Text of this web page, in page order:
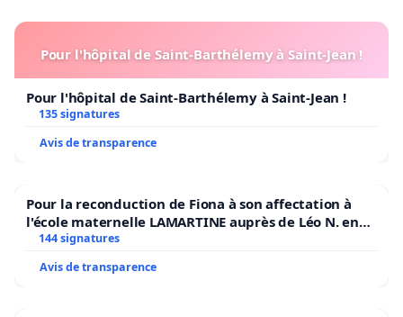
Pour l'hôpital de Saint-Barthélemy à Saint-Jean !
Pour l'hôpital de Saint-Barthélemy à Saint-Jean !
135 signatures
Avis de transparence
Pour la reconduction de Fiona à son affectation à
l'école maternelle LAMARTINE auprès de Léo N. en
2026/2027
144 signatures
Avis de transparence